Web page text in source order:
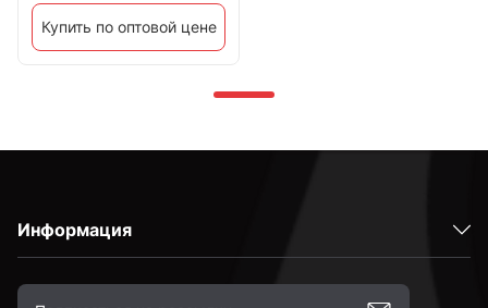
Купить по оптовой цене
Информация